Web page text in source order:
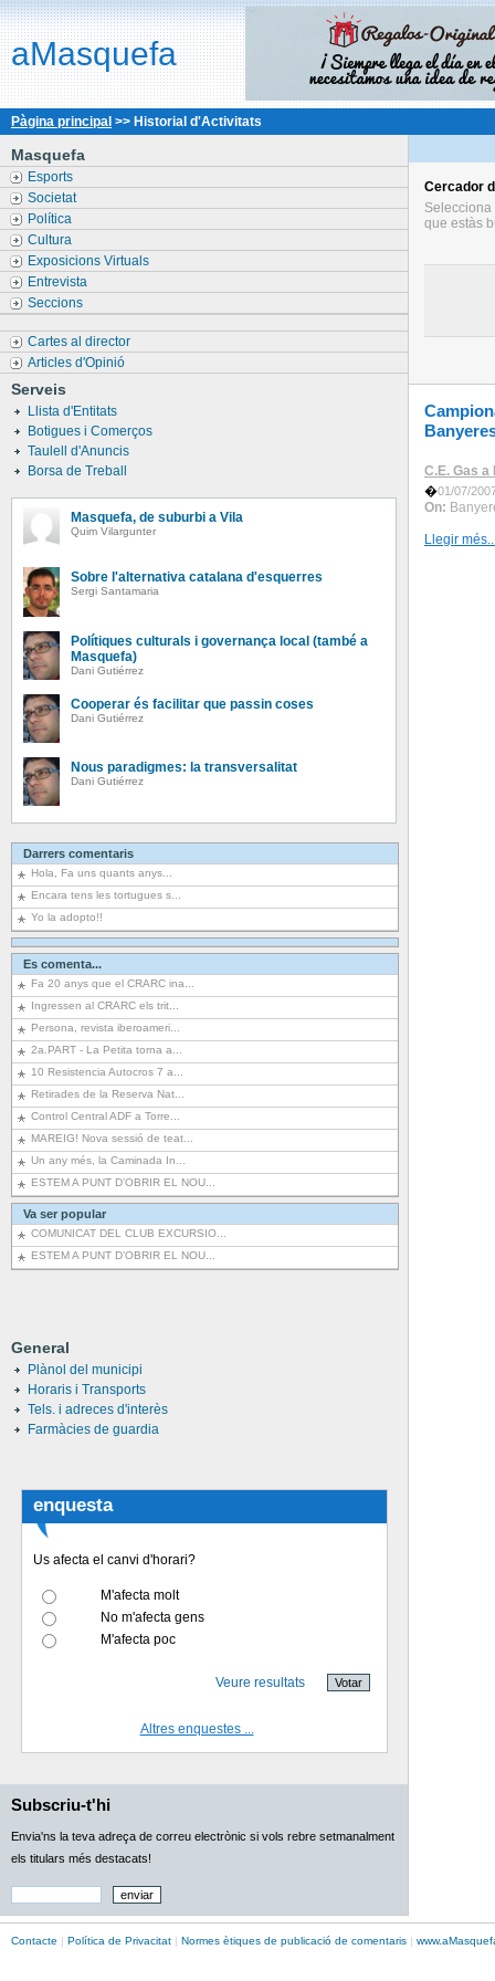
aMasquefa
Pàgina principal >> Historial d'Activitats
Masquefa
Esports
Societat
Política
Cultura
Exposicions Virtuals
Entrevista
Seccions
Cartes al director
Articles d'Opinió
Serveis
Llista d'Entitats
Botigues i Comerços
Taulell d'Anuncis
Borsa de Treball
Masquefa, de suburbi a Vila
Quim Vilargunter
Sobre l'alternativa catalana d'esquerres
Sergi Santamaria
Polítiques culturals i governança local (també a
Masquefa)
Dani Gutiérrez
Cooperar és facilitar que passin coses
Dani Gutiérrez
Nous paradigmes: la transversalitat
Dani Gutiérrez
Darrers comentaris
Hola, Fa uns quants anys...
Encara tens les tortugues s...
Yo la adopto!!
Es comenta...
Fa 20 anys que el CRARC ina...
Ingressen al CRARC els trit...
Persona, revista iberoameri...
2a.PART - La Petita torna a...
10 Resistencia Autocros 7 a...
Retirades de la Reserva Nat...
Control Central ADF a Torre...
MAREIG! Nova sessió de teat...
Un any més, la Caminada In...
ESTEM A PUNT D’OBRIR EL NOU...
Va ser popular
COMUNICAT DEL CLUB EXCURSIO...
ESTEM A PUNT D’OBRIR EL NOU...
General
Plànol del municipi
Horaris i Transports
Tels. i adreces d'interès
Farmàcies de guardia
enquesta
Us afecta el canvi d'horari?
M'afecta molt
No m'afecta gens
M'afecta poc
Veure resultats
Altres enquestes ...
Subscriu-t'hi
Envia'ns la teva adreça de correu electrònic si vols rebre setmanalment
els titulars més destacats!
Cercador
que estàs
C.E. Gas a
�01/07/
On:
Llegir
Contacte | Política de Privacitat | Normes ètiques de publicació de comentaris | www.